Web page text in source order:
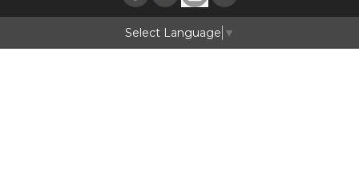
Select Language ▼